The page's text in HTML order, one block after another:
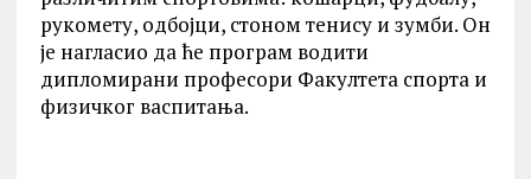
рукомету, одбојци, стоном тенису и зумби. Он
је нагласио да ће програм водити
дипломирани професори Факултета спорта и
физичког васпитања.